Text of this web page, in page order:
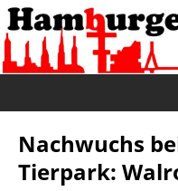
Nachwuchs
Tierpark: